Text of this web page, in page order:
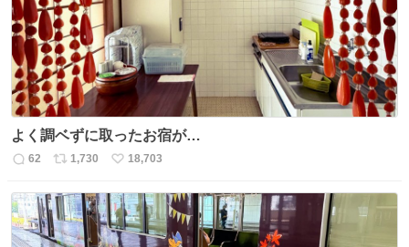
数
よく調ベずに取ったお宿が…
返
数
62
リ
ス
ト
数
1,730
い
ね
数
18,703